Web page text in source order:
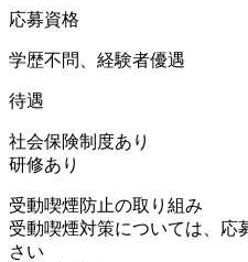
応募資格
学歴不問、経験者優遇
待遇
社会保険制度あり
研修あり
受動喫煙防止の取り組み
受動喫煙対策については、応
さい